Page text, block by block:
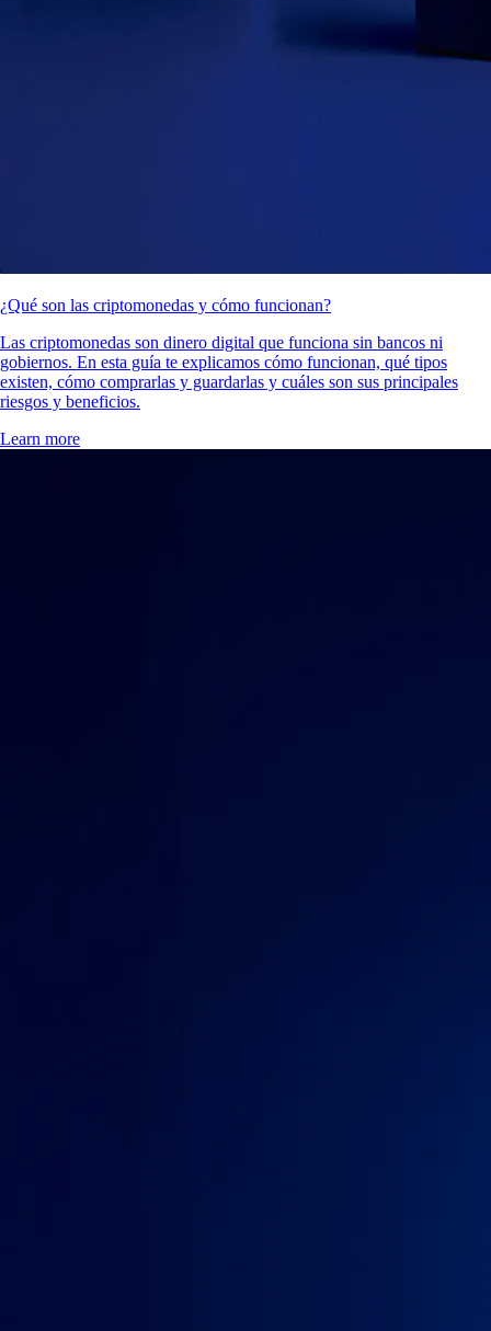
¿Qué son las criptomonedas y cómo funcionan?
Las criptomonedas son dinero digital que funciona sin bancos ni
gobiernos. En esta guía te explicamos cómo funcionan, qué tipos
existen, cómo comprarlas y guardarlas y cuáles son sus principales
riesgos y beneficios.
Learn more